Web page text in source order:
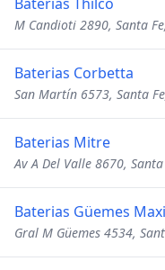
M Candioti 2890, Santa
Baterias Corbetta
San Martín 6573, Santa
Baterias Mitre
Av A Del Valle 8670,
Baterias Güemes
Gral M Güemes 4534,